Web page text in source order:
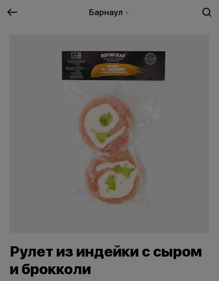
Барнаул
Рулет из индейки с сыром
и брокколи